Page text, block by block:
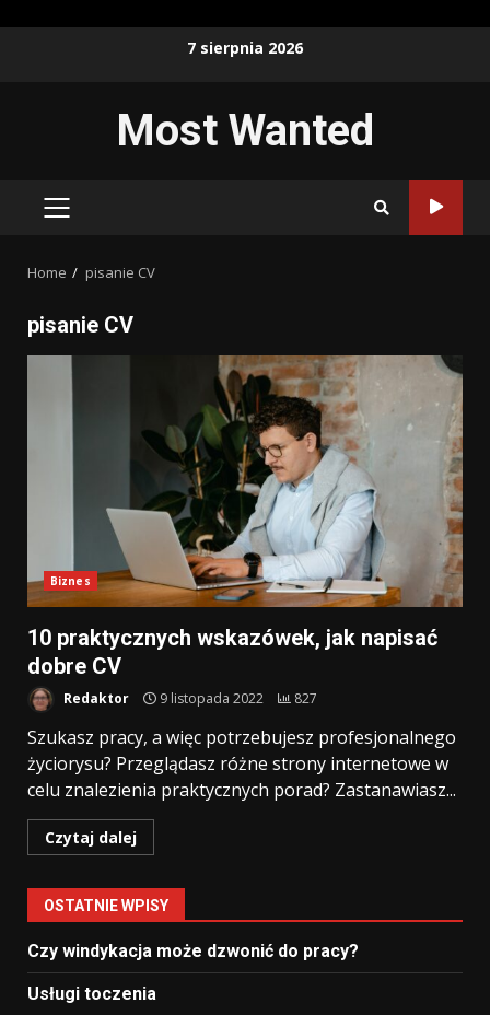
7 sierpnia 2026
Most Wanted
PRIMARY
Home pisanie CV
pisanie CV
Biznes
10 praktycznych wskazówek, jak napisać
dobre CV
Redaktor 9 listopada 2022 827
Szukasz pracy, a więc potrzebujesz profesjonalnego
życiorysu? Przeglądasz różne strony internetowe w
celu znalezienia praktycznych porad? Zastanawiasz...
Czytaj dalej
OSTATNIE WPISY
Czy windykacja może dzwonić do pracy?
Usługi toczenia